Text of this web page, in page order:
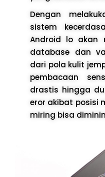
Dengan
sistem
Android lo akan
database dan
dari pola kulit
pembacaan
drastis hingga
eror akibat posisi
miring bisa